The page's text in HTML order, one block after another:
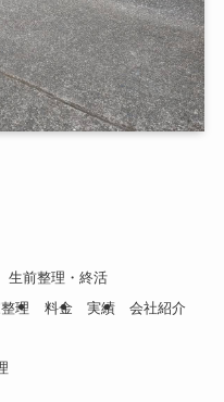
生前整理・終活
理 料金 実績
会社紹介